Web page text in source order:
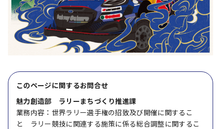
このページに関するお問合せ
魅力創造部 ラリーまちづくり推進課
業務内容：世界ラリー選手権の招致及び開催に関するこ
と ラリー競技に関連する施策に係る総合調整に関するこ